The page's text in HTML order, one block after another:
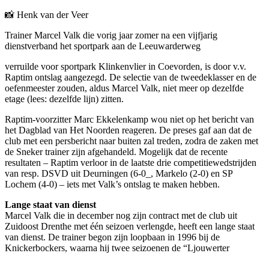
📸 Henk van der Veer
Trainer Marcel Valk die vorig jaar zomer na een vijfjarig
dienstverband het sportpark aan de Leeuwarderweg
verruilde voor sportpark Klinkenvlier in Coevorden, is door v.v.
Raptim ontslag aangezegd. De selectie van de tweedeklasser en de
oefenmeester zouden, aldus Marcel Valk, niet meer op dezelfde
etage (lees: dezelfde lijn) zitten.
Raptim-voorzitter Marc Ekkelenkamp wou niet op het bericht van
het Dagblad van Het Noorden reageren. De preses gaf aan dat de
club met een persbericht naar buiten zal treden, zodra de zaken met
de Sneker trainer zijn afgehandeld. Mogelijk dat de recente
resultaten – Raptim verloor in de laatste drie competitiewedstrijden
van resp. DSVD uit Deurningen (6-0_, Markelo (2-0) en SP
Lochem (4-0) – iets met Valk’s ontslag te maken hebben.
Lange staat van dienst
Marcel Valk die in december nog zijn contract met de club uit
Zuidoost Drenthe met één seizoen verlengde, heeft een lange staat
van dienst. De trainer begon zijn loopbaan in 1996 bij de
Knickerbockers, waarna hij twee seizoenen de “Ljouwerter